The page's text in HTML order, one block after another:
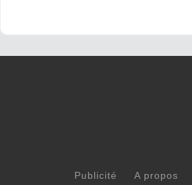
Publicité A propos